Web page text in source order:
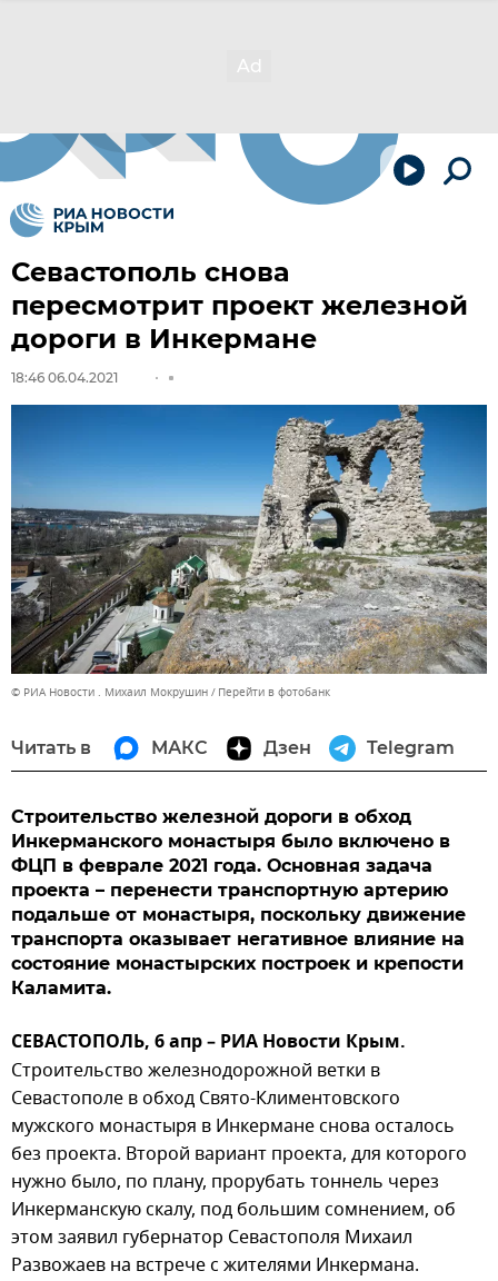
Севастополь снова
пересмотрит проект железной
дороги в Инкермане
18:46 06.04.2021
© РИА Новости . Михаил Мокрушин Перейти в фотобанк
Читать в МАКС Дзен Telegram
Строительство железной дороги в обход
Инкерманского монастыря было включено в
ФЦП в феврале 2021 года. Основная задача
проекта – перенести транспортную артерию
подальше от монастыря, поскольку движение
транспорта оказывает негативное влияние на
состояние монастырских построек и крепости
Каламита.
СЕВАСТОПОЛЬ, 6 апр – РИА Новости Крым.
Строительство железнодорожной ветки в
Севастополе в обход Свято-Климентовского
мужского монастыря в Инкермане снова осталось
без проекта. Второй вариант проекта, для которого
нужно было, по плану, прорубать тоннель через
Инкерманскую скалу, под большим сомнением, об
этом заявил губернатор Севастополя Михаил
Развожаев на встрече с жителями Инкермана.